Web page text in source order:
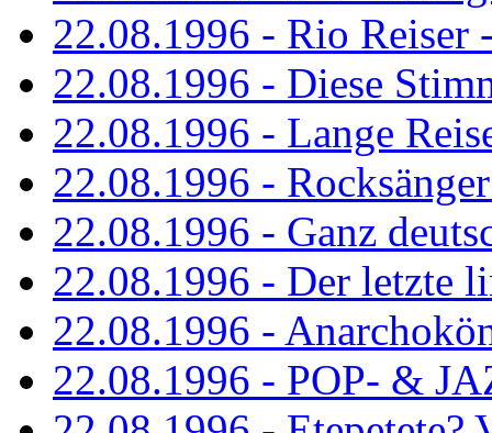
22.08.1996 - Rio Reiser
22.08.1996 - Diese
22.08.1996 - Lange
22.08.1996 -
22.08.1996 - Ganz
22.08.1996 - Der letzte
22.08.1996 -
22.08.1996 - POP- &